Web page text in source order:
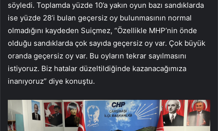
söyledi. Toplamda yüzde 10’a yakın oyun bazı sandıklarda
ise yüzde 28’i bulan geçersiz oy bulunmasının normal
olmadığını kaydeden Suiçmez, “Özellikle MHP’nin önde
olduğu sandıklarda çok sayıda geçersiz oy var. Çok büyük
oranda geçersiz oy var. Bu oyların tekrar sayılmasını
istiyoruz. Biz hatalar düzeltildiğinde kazanacağımıza
inanıyoruz” diye konuştu.